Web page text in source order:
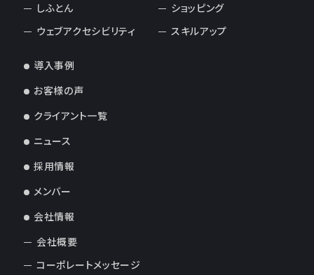
しふとん
ウェブアクセシビリティ
ショッピング
スキルアップ
導入事例
お客様の声
クライアント一覧
ニュース
採用情報
メンバー
会社情報
会社概要
コーポレートメッセージ